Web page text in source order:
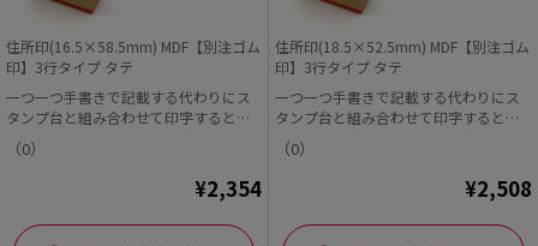
住所印(16.5×58.5mm) MDF【別注ゴム
印】3行タイプ タテ
一つ一つ手書きで記載する代わりにス
タンプ台と組み合わせて印字すると早
くて便利!
（0）
¥2,354
住所印(18.5×52.5mm) MDF【別注ゴム
印】3行タイプ タテ
一つ一つ手書きで記載する代わりにス
タンプ台と組み合わせて印字すると早
くて便利!
（0）
¥2,508